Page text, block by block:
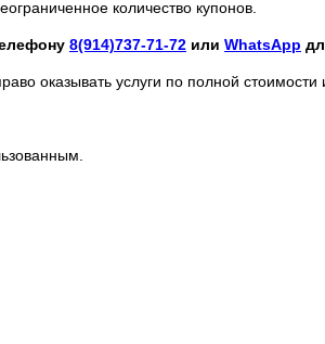
количество купонов.
8(914)737-71-72 или WhatsApp
оказывать услуги по полной стоимости